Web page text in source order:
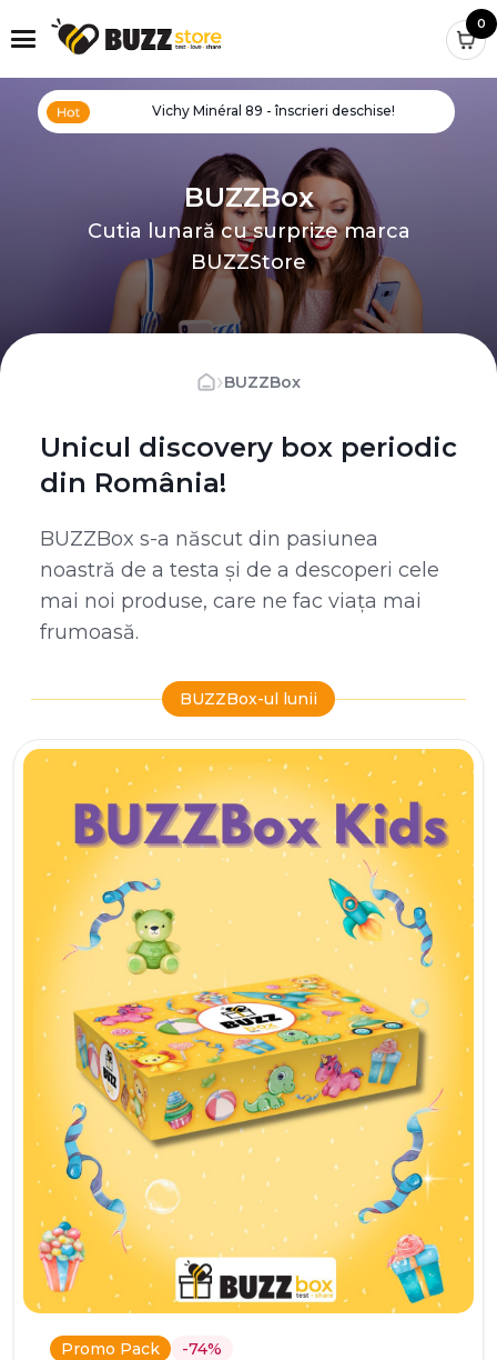
0
Vichy Minéral 89 - înscrieri deschise!
BUZZBox
Cutia lunară cu surprize marca
BUZZStore
›BUZZBox
Unicul discovery box periodic
din România!
BUZZBox s-a născut din pasiunea
noastră de a testa și de a descoperi cele
mai noi produse, care ne fac viața mai
frumoasă.
BUZZBox-ul lunii
Promo Pack -74%